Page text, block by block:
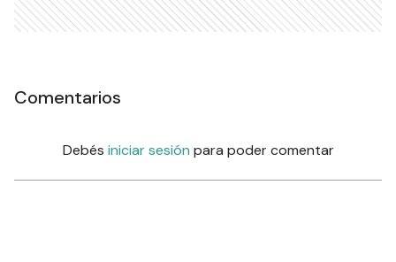
Comentarios
Debés iniciar sesión para poder comentar